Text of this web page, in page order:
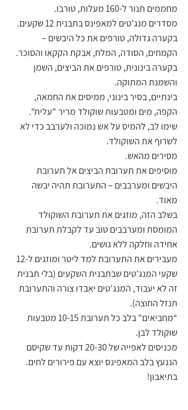
מחממים תנור ל-160 מעלות, טורבו.
מסדרים מנג'טים למאפינס בתבנית 12 שקעים.
בקערה גדולה, טורפים את כל היבשים –
הקמחים, הסודה, המלח, אבקת הקקאו והסוכר.
בקערה בינונית, טורפים את הביצים, השמן
והשמנת המתוקה.
בינתיים, בסיר בינוני, ממיסים את החמאה,
הקפה, מים ומטבעות שוקולד מריר "עלית".
שימו לב, להמיס על אש נמוכה ולערבב כדי לא
לשרוף את השוקולד.
מסירים מהאש.
מוסיפים את תערובת הביצים אל תערובת
היבשים ומערבבים – התערובת תהיה יבשה
מאוד.
בשלב הזה, מוזגים את תערובת השוקולד
המומסת ומערבבים טוב עד לקבלת תערובת
אחידה וחלקה ללא גושים.
שקעי המנג'טים שבתבנית השקעים (בלי תבנית
זה לא יעבוד, המנג'טים יאבדו צורה והתערובת
תנזל החוצה).
“מחביאים" בלב כל תערובת 10-15 מטבעות
שוקולד לבן.
מכניסים לאפייה של 20-30 דקות עד שקיסם
הננעץ בלב המאפינס יוצא עם פירורים לחים.
בתיאבון!